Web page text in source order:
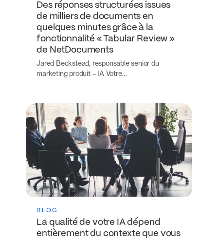
Des réponses structurées issues
de milliers de documents en
quelques minutes grâce à la
fonctionnalité « Tabular Review »
de NetDocuments
Jared Beckstead, responsable senior du
marketing produit – IA Votre…
BLOG
La qualité de votre IA dépend
entièrement du contexte que vous